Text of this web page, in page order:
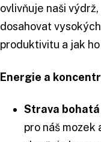
ovlivňuje naši
dosahovat
produktivitu a jak
Energie a
Strava
pro náš